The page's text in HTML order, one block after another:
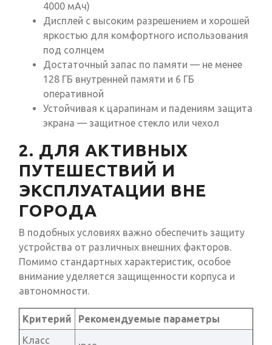
4000 мАч)
Дисплей с высоким разрешением и хорошей
яркостью для комфортного использования
под солнцем
Достаточный запас по памяти — не менее
128 ГБ внутренней памяти и 6 ГБ
оперативной
Устойчивая к царапинам и падениям защита
экрана — защитное стекло или чехол
2. ДЛЯ АКТИВНЫХ
ПУТЕШЕСТВИЙ И
ЭКСПЛУАТАЦИИ ВНЕ
ГОРОДА
В подобных условиях важно обеспечить защиту
устройства от различных внешних факторов.
Помимо стандартных характеристик, особое
внимание уделяется защищенности корпуса и
автономности.
Критерий
Рекомендуемые параметры
Класс